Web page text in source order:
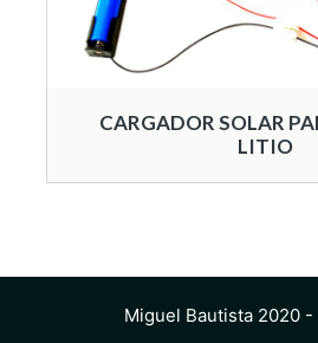
CARGADOR SOLAR
LITIO
Miguel Bautista 2020